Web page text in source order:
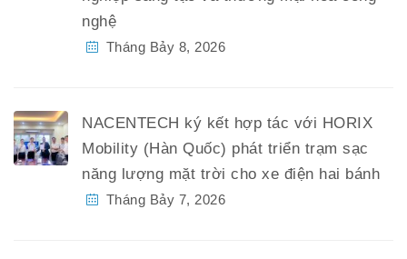
nghệ
Tháng Bảy 8, 2026
NACENTECH ký kết hợp tác với HORIX
Mobility (Hàn Quốc) phát triển trạm sạc
năng lượng mặt trời cho xe điện hai bánh
Tháng Bảy 7, 2026